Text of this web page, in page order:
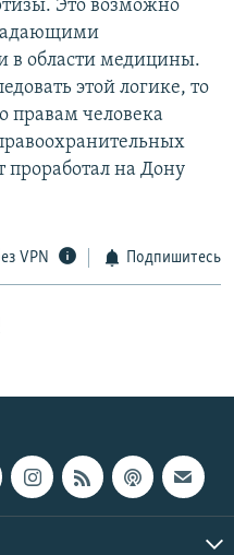
Это возможно
в области медицины.
этой логике, то
правам человека
проработал на Дону
VPN Подпишитесь